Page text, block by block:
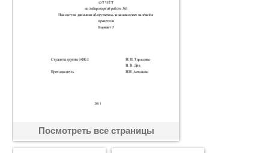
Посмотреть все страницы